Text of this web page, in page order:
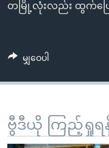
ရန်
နေရာ
တမြို့လုံးလည်း ထွက်ပြေ
မျှဝေပါ
ဗွီဒီယို ကြည့်ရှုရ